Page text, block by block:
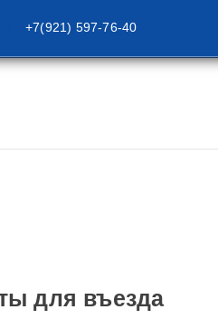
+7(921) 597-76-40
для въезда